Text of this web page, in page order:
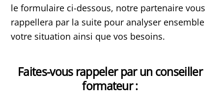
le formulaire ci-dessous, notre partenaire vous
rappellera par la suite pour analyser ensemble
votre situation ainsi que vos besoins.
Faites-vous rappeler par un conseiller
formateur :